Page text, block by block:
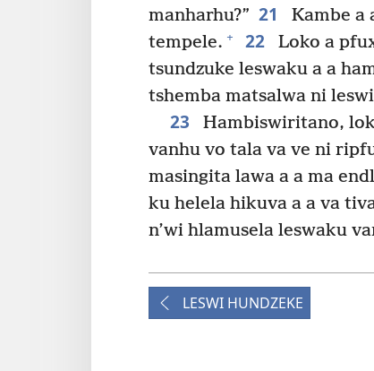
manharhu?” 21
Kambe a
tempele. + 22
Loko a
tsundzuke leswaku a a
tshemba matsalwa ni
23
Hambiswiritano,
vanhu vo tala va ve ni
masingita lawa a a ma
ku helela hikuva a a va
n’wi hlamusela leswaku
LESWI HUNDZEKE